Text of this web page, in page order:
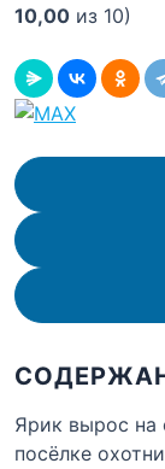
10,00 из 10)
Ярик вырос
посёлке